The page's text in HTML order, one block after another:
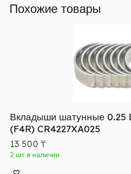
Похожие товары
Вкладыши шатунные 0.25
(F4R) CR4227XA025
13 500 ₸
2 шт в наличии